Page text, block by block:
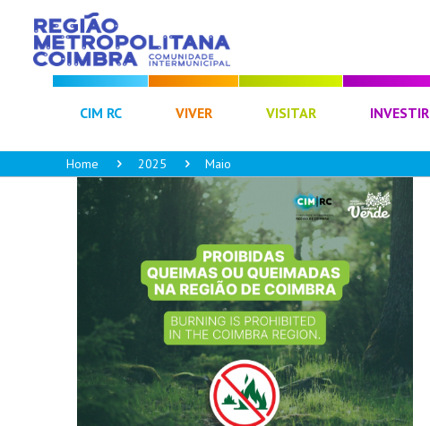
CIM RC VIVER VISITAR INVESTIR
Home 2025 Maio